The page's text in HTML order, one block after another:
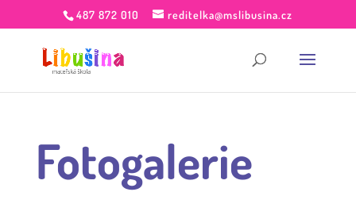
487 872 010 reditelka@mslibusina.cz
Fotogalerie